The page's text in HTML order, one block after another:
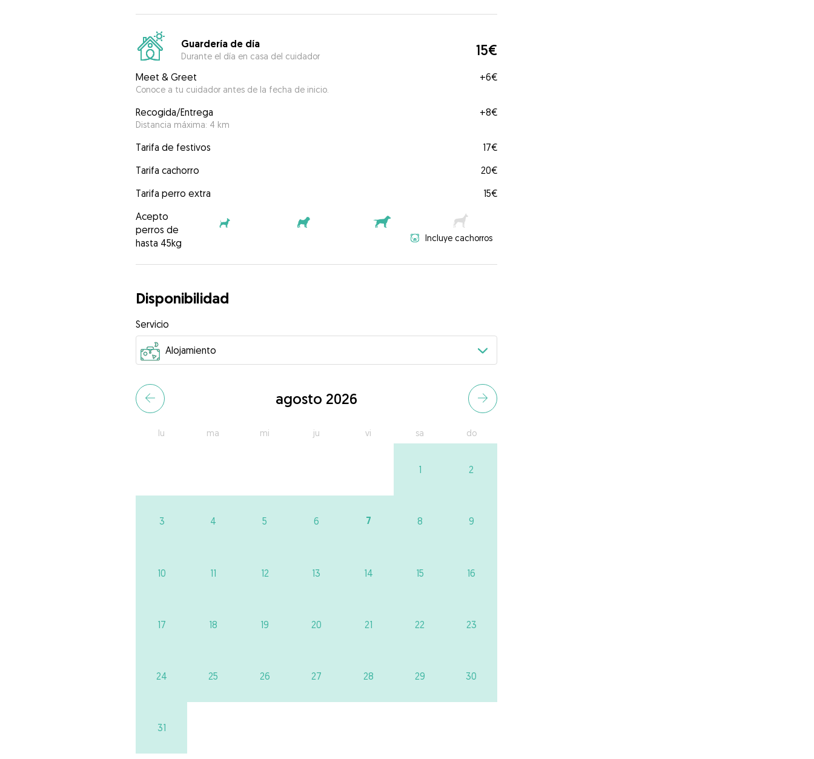
Guardería de día
Durante el día en casa del cuidador 15€
Meet & Greet
Conoce a tu cuidador antes de la fecha de inicio.
+6€
Recogida/Entrega
Distancia máxima: 4 km
+8€
Tarifa de festivos
17€
Tarifa cachorro
20€
Tarifa perro extra
15€
Acepto
perros de
hasta 45kg
Incluye cachorros
Disponibilidad
Servicio
agosto 2026
lu ma mi ju vi sa do
1 2
3 4 5 6 7 8 9
10 11 12 13 14 15 16
17 18 19 20 21 22 23
24 25 26 27 28 29 30
31